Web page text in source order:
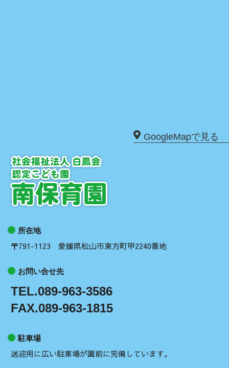
GoogleMapで見る
所在地
〒791-1123 愛媛県松山市東方町甲2240番地
お問い合せ先
TEL.089-963-3586
FAX.089-963-1815
駐車場
送迎用に広い駐車場が園前に完備しています。